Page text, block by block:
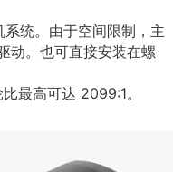
统。由于空间限制，主
动。也可直接安装在螺
最高可达 2099:1。